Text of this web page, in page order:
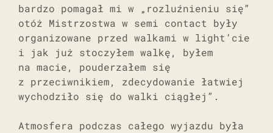
bardzo pomagał mi w „rozluźnieniu się”
otóż Mistrzostwa w semi contact były
organizowane przed walkami w light’cie
i jak już stoczyłem walkę, byłem
na macie, pouderzałem się
z przeciwnikiem, zdecydowanie łatwiej
wychodziło się do walki ciągłej”.
Atmosfera podczas całego wyjazdu była